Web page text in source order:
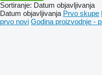
Sortiranje: Datum objavljivanja
Datum objavljivanja Prvo skupe
prvo novi Godina proizvodnje -